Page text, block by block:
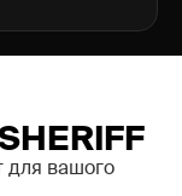
для вашого